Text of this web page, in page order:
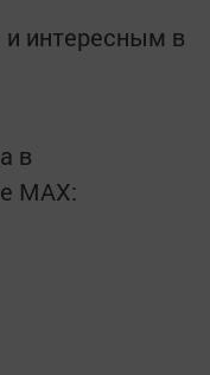
интересным в
в
MАХ: